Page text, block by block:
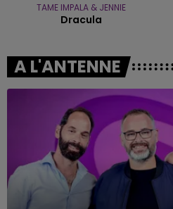
TAME IMPALA & JENNIE
Dracula
A L'ANTENNE